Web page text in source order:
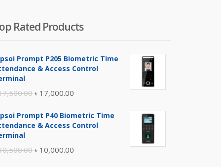
Rated Products
Prompt P205 Biometric Time
& Access Control
Original
was:
৳ 17,000.00
is:
Prompt P40 Biometric Time
& Access Control
Original
৳ 10,000.00